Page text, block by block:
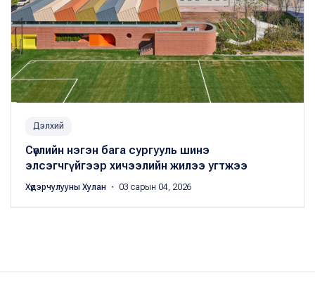
Дэлхий
Сөүлийн нэгэн бага сургууль шинэ
элсэгчгүйгээр хичээлийн жилээ угтжээ
Хүдэрчулууны Хулан ・ 03 сарын 04, 2026